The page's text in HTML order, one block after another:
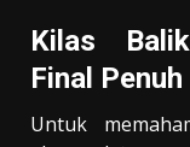
Kilas
Final
Untuk